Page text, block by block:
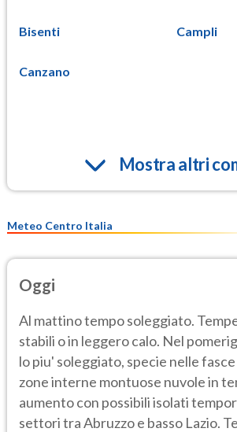
Bisenti Campli
Canzano
Mostra altri
Meteo Centro Italia
Oggi
Al mattino tempo soleggiato.
stabili o in leggero calo. Nel
lo piu' soleggiato, specie nelle
zone interne montuose nuvole in
aumento con possibili isolati
settori tra Abruzzo e basso Lazio.